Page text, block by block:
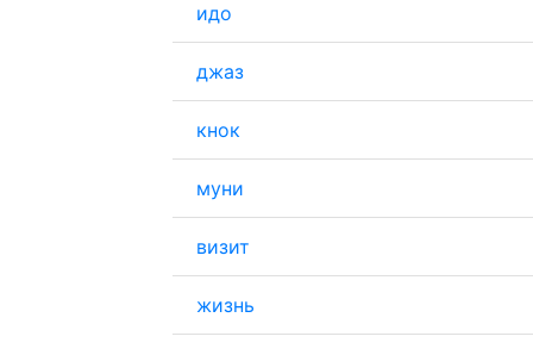
идо
джаз
кнок
муни
визит
жизнь